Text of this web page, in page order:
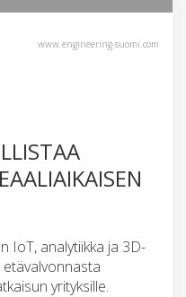
www.engineering-suomi.com
IoT, analytiikka ja 3D-
yrityksille.